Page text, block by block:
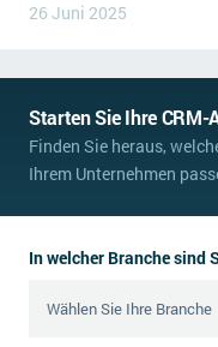
26 Juni 2025
Starten Sie Ihre CRM-
Finden Sie heraus,
Ihrem Unternehmen
In welcher Branche sind